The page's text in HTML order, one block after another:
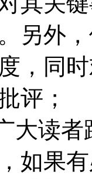
另外
，同
评；
大读
如果